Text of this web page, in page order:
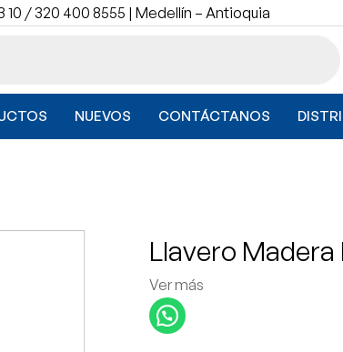
10 / 320 400 8555 | Medellín – Antioquia
NUEVOS CONTÁCTANOS
Llavero Madera
Ver más